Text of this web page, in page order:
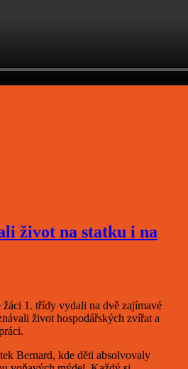
život na statku i na
1. třídy vydali na dvě zajímavé
život hospodářských zvířat a
Bernard, kde děti absolvovaly